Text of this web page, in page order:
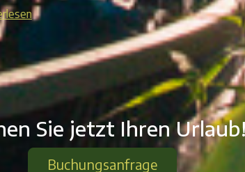
Sie jetzt Ihren Urlaub!
Buchungsanfrage